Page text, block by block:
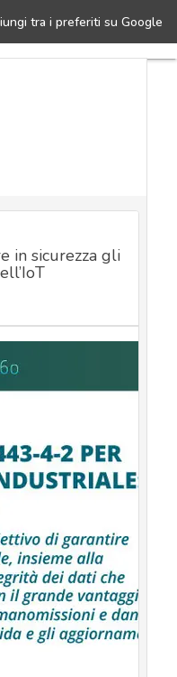
tra i preferiti su Google
dati alla luce del
in sicurezza gli